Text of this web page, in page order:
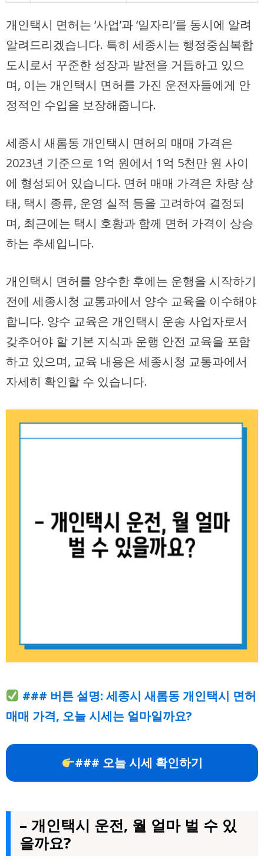
개인택시 면허는 ‘사업’과 ‘일자리’를 동시에 알려
알려드리겠습니다. 특히 세종시는 행정중심복합
도시로서 꾸준한 성장과 발전을 거듭하고 있으
며, 이는 개인택시 면허를 가진 운전자들에게 안
정적인 수입을 보장해줍니다.
세종시 새롬동 개인택시 면허의 매매 가격은
2023년 기준으로 1억 원에서 1억 5천만 원 사이
에 형성되어 있습니다. 면허 매매 가격은 차량 상
태, 택시 종류, 운영 실적 등을 고려하여 결정되
며, 최근에는 택시 호황과 함께 면허 가격이 상승
하는 추세입니다.
개인택시 면허를 양수한 후에는 운행을 시작하기
전에 세종시청 교통과에서 양수 교육을 이수해야
합니다. 양수 교육은 개인택시 운송 사업자로서
갖추어야 할 기본 지식과 운행 안전 교육을 포함
하고 있으며, 교육 내용은 세종시청 교통과에서
자세히 확인할 수 있습니다.
### 버튼 설명: 세종시 새롬동 개인택시 면허
매매 가격, 오늘 시세는 얼마일까요?
### 오늘 시세 확인하기
– 개인택시 운전, 월 얼마 벌 수 있
을까요?